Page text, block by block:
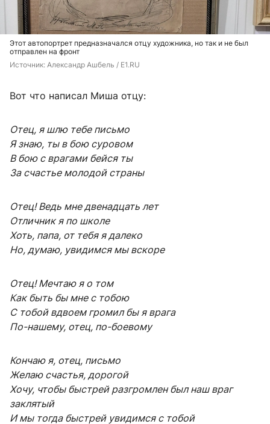
Этот автопортрет предназначался отцу художника, но так и не был
отправлен на фронт
Источник: Александр Ашбель / E1.RU
Вот что написал Миша отцу:
Отец, я шлю тебе письмо
Я знаю, ты в бою суровом
В бою с врагами бейся ты
За счастье молодой страны
Отец! Ведь мне двенадцать лет
Отличник я по школе
Хоть, папа, от тебя я далеко
Но, думаю, увидимся мы вскоре
Отец! Мечтаю я о том
Как быть бы мне с тобою
С тобой вдвоем громил бы я врага
По-нашему, отец, по-боевому
Кончаю я, отец, письмо
Желаю счастья, дорогой
Хочу, чтобы быстрей разгромлен был наш враг
заклятый
И мы тогда быстрей увидимся с тобой